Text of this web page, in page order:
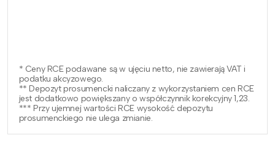
* Ceny RCE podawane są w ujęciu netto, nie zawierają VAT i
podatku akcyzowego.
** Depozyt prosumencki naliczany z wykorzystaniem cen RCE
jest dodatkowo powiększany o współczynnik korekcyjny 1,23.
*** Przy ujemnej wartości RCE wysokość depozytu
prosumenckiego nie ulega zmianie.